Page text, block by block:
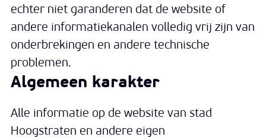
echter niet garanderen dat de website of
andere informatiekanalen volledig vrij zijn van
onderbrekingen en andere technische
problemen.
Algemeen karakter
Alle informatie op de website van stad
Hoogstraten en andere eigen